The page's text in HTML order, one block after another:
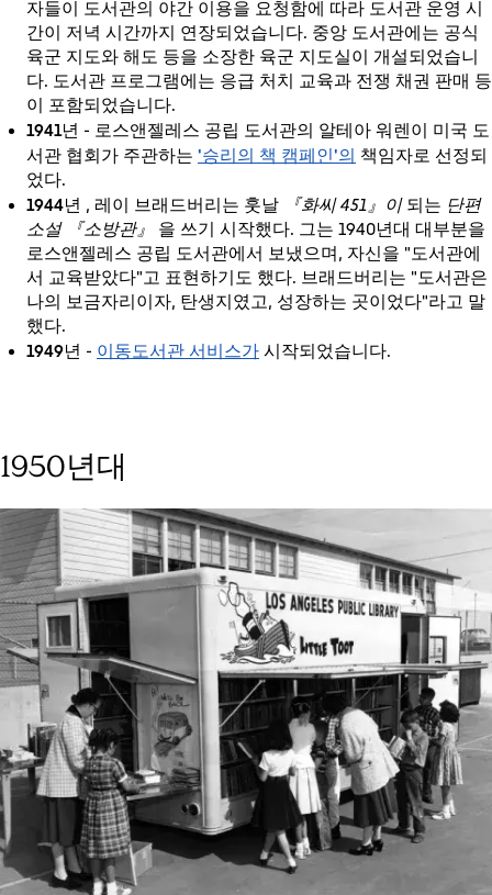
자들이 도서관의 야간 이용을 요청함에 따라 도서관 운영 시
간이 저녁 시간까지 연장되었습니다. 중앙 도서관에는 공식
육군 지도와 해도 등을 소장한 육군 지도실이 개설되었습니
다. 도서관 프로그램에는 응급 처치 교육과 전쟁 채권 판매 등
이 포함되었습니다.
1941년 - 로스앤젤레스 공립 도서관의 알테아 워렌이 미국 도
서관 협회가 주관하는 '승리의 책 캠페인'의 책임자로 선정되
었다.
1944년 , 레이 브래드버리는 훗날 『화씨 451』이되는 단편
소설 『소방관』
을 쓰기 시작했다. 그는 1940년대 대부분을
로스앤젤레스 공립 도서관에서 보냈으며, 자신을 "도서관에
서 교육받았다"고 표현하기도 했다. 브래드버리는 "도서관은
나의 보금자리이자, 탄생지였고, 성장하는 곳이었다"라고 말
했다.
1949년 - 이동도서관 서비스가 시작되었습니다.
1950년대